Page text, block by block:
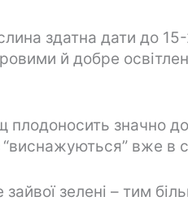
здатна дати до 15-
й добре
плодоносить значно
вже в
зелені – тим